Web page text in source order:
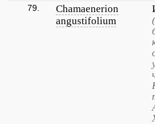
79.
Chamaenerion
angustifolium